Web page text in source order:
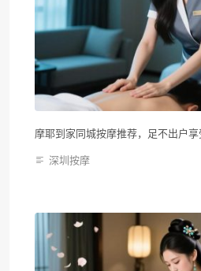
摩耶到家同城按摩推荐，足不出户
深圳按摩